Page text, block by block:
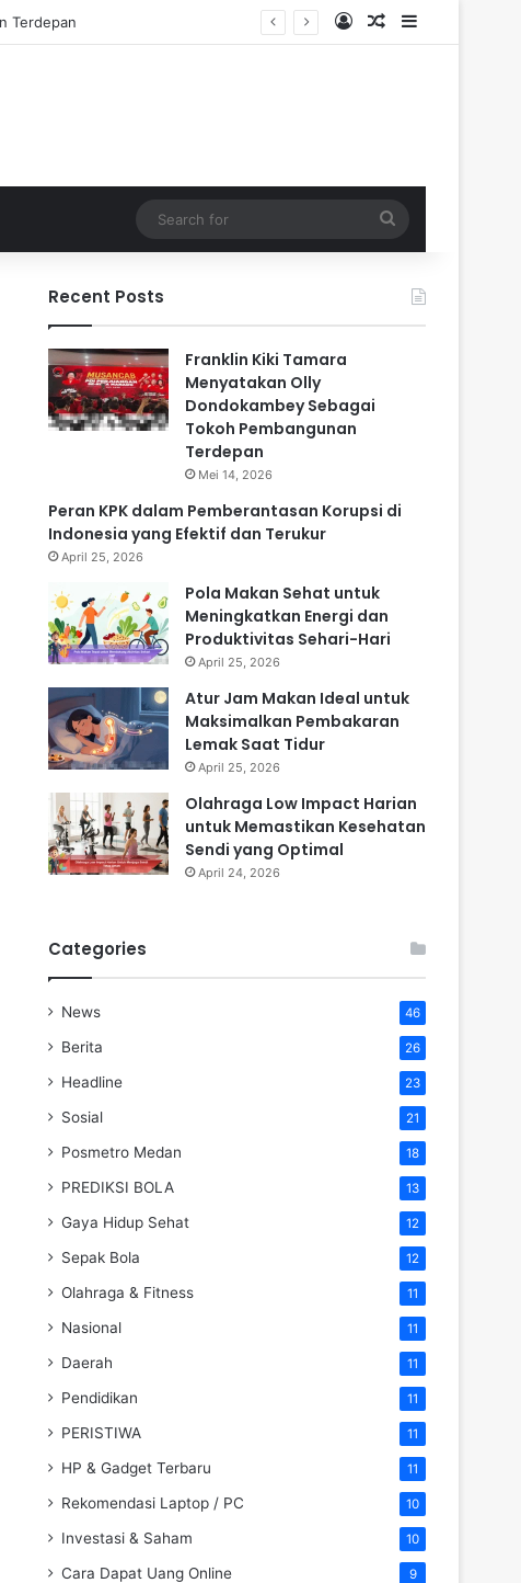
Log InRandom Article
Sidebar
for
Recent Posts
Franklin Kiki Tamara
Menyatakan Olly
Dondokambey Sebagai
Tokoh Pembangunan
Terdepan
Mei 14, 2026
Peran KPK dalam Pemberantasan Korupsi di
Indonesia yang Efektif dan Terukur
April 25, 2026
Pola Makan Sehat untuk
Meningkatkan Energi dan
Produktivitas Sehari-Hari
April 25, 2026
Atur Jam Makan Ideal untuk
Maksimalkan Pembakaran
Lemak Saat Tidur
April 25, 2026
Olahraga Low Impact Harian
untuk Memastikan Kesehatan
Sendi yang Optimal
April 24, 2026
Categories
News 46
Berita 26
Headline 23
Sosial 21
Posmetro Medan 18
PREDIKSI BOLA 13
Gaya Hidup Sehat 12
Sepak Bola 12
Olahraga & Fitness 11
Nasional 11
Daerah 11
Pendidikan 11
PERISTIWA 11
HP & Gadget Terbaru 11
Rekomendasi Laptop / PC 10
Investasi & Saham 10
Cara Dapat Uang Online 9